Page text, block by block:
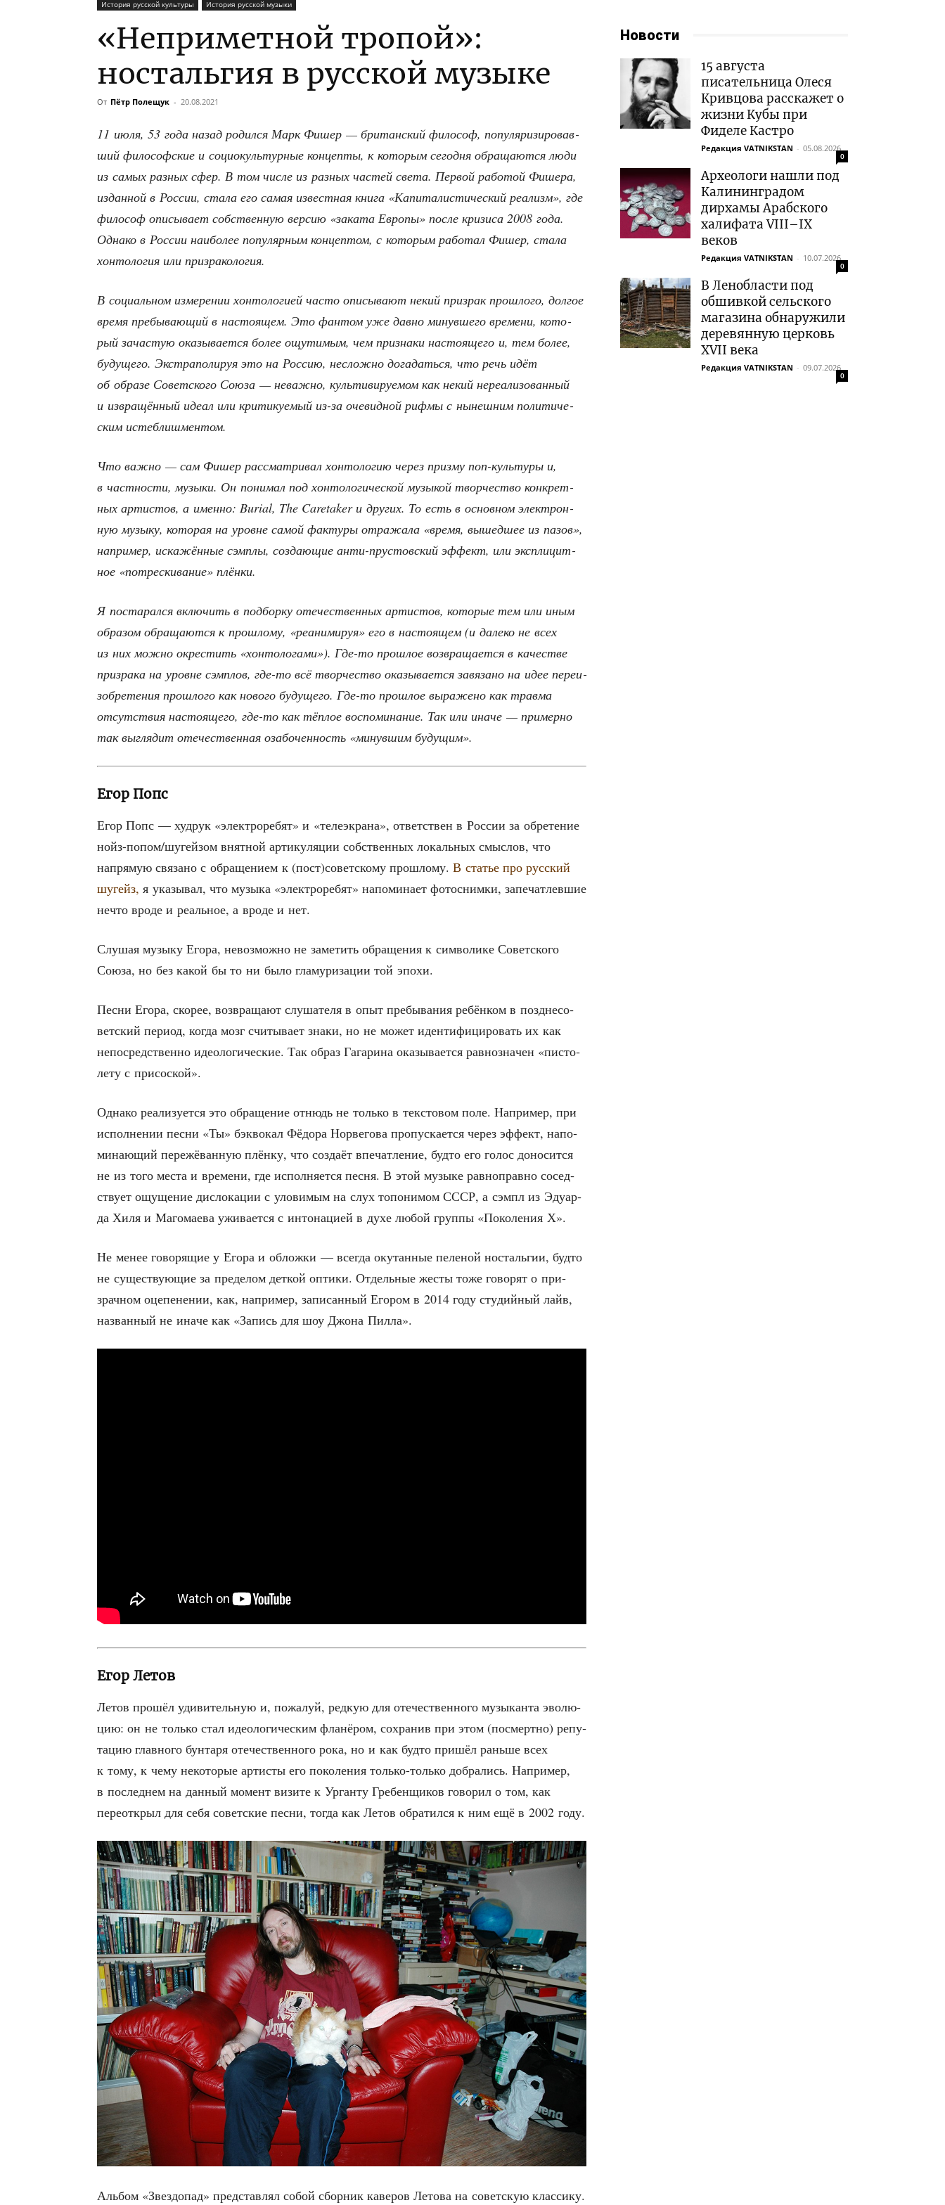
История русской культуры История русской музыки
«Hеприметной тропой»:
ностальгия в русской музыке
От Пётр Полещук - 20.08.2021
11 июля, 53 года назад родил­ся Марк Фишер — бри­тан­ский фило­соф, попу­ля­ри­зи­ро­вав­
ший фило­соф­ские и соци­о­куль­тур­ные кон­цеп­ты, к кото­рым сего­дня обра­ща­ют­ся люди
из самых раз­ных сфер. В том чис­ле из раз­ных частей све­та. Пер­вой рабо­той Фише­ра,
издан­ной в Рос­сии, ста­ла его самая извест­ная кни­га «Капи­та­ли­сти­че­ский реа­лизм», где
фило­соф опи­сы­ва­ет соб­ствен­ную вер­сию «зака­та Евро­пы» после кри­зи­са 2008 года.
Одна­ко в Рос­сии наи­бо­лее попу­ляр­ным кон­цеп­том, с кото­рым рабо­тал Фишер, ста­ла
хон­то­ло­гия или призракология.
В соци­аль­ном изме­ре­нии хон­то­ло­ги­ей часто опи­сы­ва­ют некий при­зрак про­шло­го, дол­гое
вре­мя пре­бы­ва­ю­щий в насто­я­щем. Это фан­том уже дав­но минув­ше­го вре­ме­ни, кото­
рый зача­стую ока­зы­ва­ет­ся более ощу­ти­мым, чем при­зна­ки насто­я­ще­го и, тем более,
буду­ще­го. Экс­тра­по­ли­руя это на Рос­сию, неслож­но дога­дать­ся, что речь идёт
об обра­зе Совет­ско­го Сою­за — неваж­но, куль­ти­ви­ру­е­мом как некий нере­а­ли­зо­ван­ный
и извра­щён­ный иде­ал или кри­ти­ку­е­мый из-за оче­вид­ной риф­мы с нынеш­ним поли­ти­че­
ским истеблишментом.
Что важ­но — сам Фишер рас­смат­ри­вал хон­то­ло­гию через приз­му поп-куль­ту­ры и,
в част­но­сти, музы­ки. Он пони­мал под хон­то­ло­ги­че­ской музы­кой твор­че­ство кон­крет­
ных арти­стов, а имен­но: Burial, The Caretaker и дру­гих. То есть в основ­ном элек­трон­
ную музы­ку, кото­рая на уровне самой фак­ту­ры отра­жа­ла «вре­мя, вышед­шее из пазов»,
напри­мер, иска­жён­ные сэм­плы, созда­ю­щие анти-пру­стов­ский эффект, или экс­пли­цит­
ное «потрес­ки­ва­ние» плёнки.
Я поста­рал­ся вклю­чить в под­бор­ку оте­че­ствен­ных арти­стов, кото­рые тем или иным
обра­зом обра­ща­ют­ся к про­шло­му, «реани­ми­руя» его в насто­я­щем (и дале­ко не всех
из них мож­но окре­стить «хон­то­ло­га­ми»). Где-то про­шлое воз­вра­ща­ет­ся в каче­стве
при­зра­ка на уровне сэмплов, где-то всё твор­че­ство ока­зы­ва­ет­ся завя­за­но на идее пере­и­
зоб­ре­те­ния про­шло­го как ново­го буду­ще­го. Где-то про­шлое выра­же­но как трав­ма
отсут­ствия насто­я­ще­го, где-то как тёп­лое вос­по­ми­на­ние. Так или ина­че — при­мер­но
так выгля­дит оте­че­ствен­ная оза­бо­чен­ность «минув­шим будущим».
Егор Попс
Егор Попс — худрук «элек­тро­ре­бят» и «теле­экра­на», ответ­ствен в Рос­сии за обре­те­ние
нойз-попо­м/­шу­гей­зом внят­ной арти­ку­ля­ции соб­ствен­ных локаль­ных смыс­лов, что
напря­мую свя­за­но с обра­ще­ни­ем к (пост)советскому про­шло­му. В ста­тье про рус­ский
шугейз, я ука­зы­вал, что музы­ка «элек­тро­ре­бят» напо­ми­на­ет фото­сним­ки, запе­чат­лев­шие
нечто вро­де и реаль­ное, а вро­де и нет.
Слу­шая музы­ку Его­ра, невоз­мож­но не заме­тить обра­ще­ния к сим­во­ли­ке Совет­ско­го
Сою­за, но без какой бы то ни было гла­му­ри­за­ции той эпохи.
Пес­ни Его­ра, ско­рее, воз­вра­ща­ют слу­ша­те­ля в опыт пре­бы­ва­ния ребён­ком в позд­не­со­
вет­ский пери­од, когда мозг счи­ты­ва­ет зна­ки, но не может иден­ти­фи­ци­ро­вать их как
непо­сред­ствен­но идео­ло­ги­че­ские. Так образ Гага­ри­на ока­зы­ва­ет­ся рав­но­зна­чен «писто­
ле­ту с присоской».
Одна­ко реа­ли­зу­ет­ся это обра­ще­ние отнюдь не толь­ко в тек­сто­вом поле. Напри­мер, при
испол­не­нии пес­ни «Ты» бэк­во­кал Фёдо­ра Нор­ве­го­ва про­пус­ка­ет­ся через эффект, напо­
ми­на­ю­щий пере­жё­ван­ную плён­ку, что созда­ёт впе­чат­ле­ние, буд­то его голос доно­сит­ся
не из того места и вре­ме­ни, где испол­ня­ет­ся пес­ня. В этой музы­ке рав­но­прав­но сосед­
ству­ет ощу­ще­ние дис­ло­ка­ции с уло­ви­мым на слух топо­ни­мом СССР, а сэмпл из Эду­ар­
да Хиля и Маго­ма­е­ва ужи­ва­ет­ся с инто­на­ци­ей в духе любой груп­пы «Поко­ле­ния Х».
Не менее гово­ря­щие у Его­ра и облож­ки — все­гда оку­тан­ные пеле­ной носталь­гии, буд­то
не суще­ству­ю­щие за пре­де­лом дет­кой опти­ки. Отдель­ные жесты тоже гово­рят о при­
зрач­ном оце­пе­не­нии, как, напри­мер, запи­сан­ный Его­ром в 2014 году сту­дий­ный лайв,
назван­ный не ина­че как «Запись для шоу Джо­на Пилла».
Егор Летов
Летов про­шёл уди­ви­тель­ную и, пожа­луй, ред­кую для оте­че­ствен­но­го музы­кан­та эво­лю­
цию: он не толь­ко стал идео­ло­ги­че­ским фла­нё­ром, сохра­нив при этом (посмерт­но) репу­
та­цию глав­но­го бун­та­ря оте­че­ствен­но­го рока, но и как буд­то при­шёл рань­ше всех
к тому, к чему неко­то­рые арти­сты его поко­ле­ния толь­ко-толь­ко добра­лись. Напри­мер,
в послед­нем на дан­ный момент визи­те к Урган­ту Гре­бен­щи­ков гово­рил о том, как
переот­крыл для себя совет­ские пес­ни, тогда как Летов обра­тил­ся к ним ещё в 2002 году.
Аль­бом «Звез­до­пад» пред­став­лял собой сбор­ник каве­ров Лето­ва на совет­скую клас­си­ку.
Новости
15 августа
писательница Олеся
Кривцова расскажет о
жизни Кубы при
Фиделе Кастро
Редакция VATNIKSTAN - 05.08.2026
0
Археологи нашли под
Калининградом
дирхамы Арабского
халифата VIII–IX
веков
Редакция VATNIKSTAN - 10.07.2026
0
В Ленобласти под
обшивкой сельского
магазина обнаружили
деревянную церковь
XVII века
Редакция VATNIKSTAN - 09.07.2026
0